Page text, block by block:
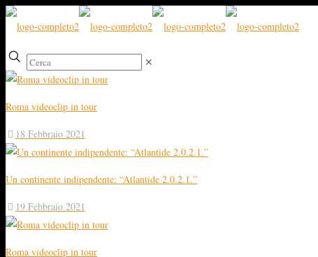
✕
Roma videoclip in tour
18 Febbraio 2021
Un continente indipendente: “Atlantide 2.0.2.1.”
19 Febbraio 2021
Roma videoclip in tour